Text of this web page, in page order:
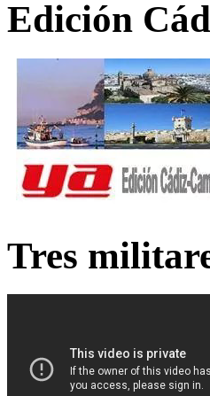
Edición
Tres